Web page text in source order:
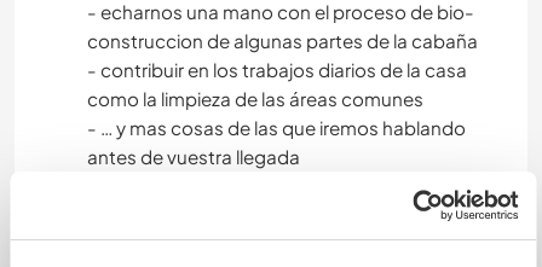
- echarnos una mano con el proceso de bio-
construccion de algunas partes de la cabaña
- contribuir en los trabajos diarios de la casa
como la limpieza de las áreas comunes
- … y mas cosas de las que iremos hablando
antes de vuestra llegada
Idiomas